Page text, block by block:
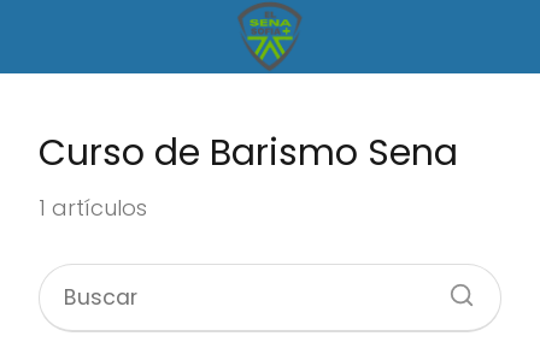
Curso de Barismo Sena
1 artículos